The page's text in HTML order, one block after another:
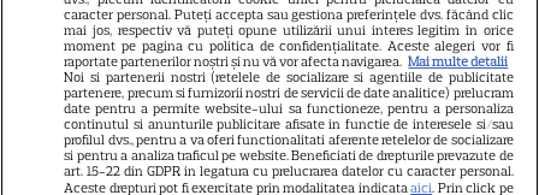
17
Laura Cosoi și-a ținut
promisiunea. Povestea
numelui Nina și tradiția pe
care a respectat-o pentru
toate cele cinci fiice. EXCLUSIV
caracter personal. Puteți accepta sau gestiona preferințele dvs. făcând clic
mai jos, respectiv vă puteți opune utilizării unui interes legitim în orice
moment pe pagina cu politica de confidențialitate. Aceste alegeri vor fi
raportate partenerilor noștri și nu vă vor afecta navigarea. Mai multe detalii
Noi si partenerii nostri (retelele de socializare si agentiile de publicitate
partenere, precum si furnizorii nostri de servicii de date analitice) prelucram
date pentru a permite website-ului sa functioneze, pentru a personaliza
continutul si anunturile publicitare afisate in functie de interesele si/sau
profilul dvs., pentru a va oferi functionalitati aferente retelelor de socializare
si pentru a analiza traficul pe website. Beneficiati de drepturile prevazute de
art. 15-22 din GDPR in legatura cu prelucrarea datelor cu caracter personal.
Aceste drepturi pot fi exercitate prin modalitatea indicataaici. Prin click pe